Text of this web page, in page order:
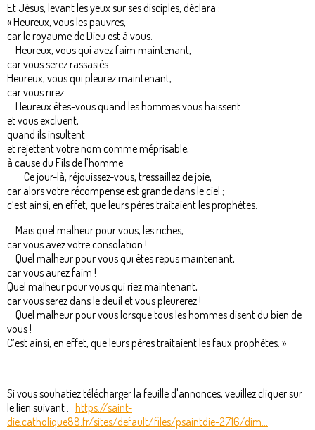
Et Jésus, levant les yeux sur ses disciples, déclara :
« Heureux, vous les pauvres,
car le royaume de Dieu est à vous.
Heureux, vous qui avez faim maintenant,
car vous serez rassasiés.
Heureux, vous qui pleurez maintenant,
car vous rirez.
Heureux êtes-vous quand les hommes vous haïssent
et vous excluent,
quand ils insultent
et rejettent votre nom comme méprisable,
à cause du Fils de l’homme.
Ce jour-là, réjouissez-vous, tressaillez de joie,
car alors votre récompense est grande dans le ciel ;
c’est ainsi, en effet, que leurs pères traitaient les prophètes.
Mais quel malheur pour vous, les riches,
car vous avez votre consolation !
Quel malheur pour vous qui êtes repus maintenant,
car vous aurez faim !
Quel malheur pour vous qui riez maintenant,
car vous serez dans le deuil et vous pleurerez !
Quel malheur pour vous lorsque tous les hommes disent du bien de
vous !
C’est ainsi, en effet, que leurs pères traitaient les faux prophètes. »
Si vous souhatiez télécharger la feuille d'annonces, veuillez cliquer sur
le lien suivant : https://saint-
die.catholique88.fr/sites/default/files/psaintdie-2716/dim...